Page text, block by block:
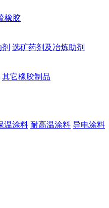
橡胶
选矿药剂及冶炼助剂
其它橡胶制品
温涂料 耐高温涂料 导电涂料